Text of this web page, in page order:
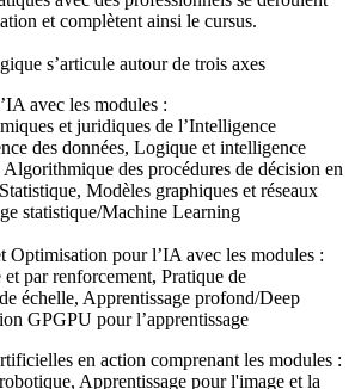
et complètent ainsi le cursus.
s’articule autour de trois axes
avec les modules :
et juridiques de l’Intelligence
des données, Logique et intelligence
des procédures de décision en
Modèles graphiques et réseaux
statistique/Machine Learning
Optimisation pour l’IA avec les modules :
par renforcement, Pratique de
échelle, Apprentissage profond/Deep
GPGPU pour l’apprentissage
en action comprenant les modules :
Apprentissage pour l'image et la